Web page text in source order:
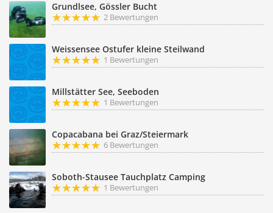
Grundlsee, Gössler Bucht
2 Bewertungen
Weissensee Ostufer kleine Steilwand
1 Bewertungen
Millstätter See, Seeboden
1 Bewertungen
Copacabana bei Graz/Steiermark
6 Bewertungen
Soboth-Stausee Tauchplatz Camping
1 Bewertungen